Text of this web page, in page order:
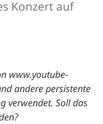
Konzert auf
www.youtube-
andere persistente
verwendet. Soll das